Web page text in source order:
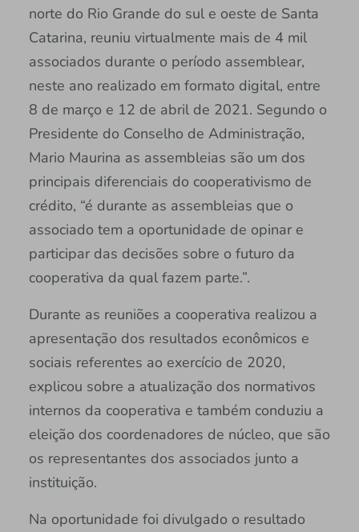
norte do Rio Grande do sul e oeste de Santa
Catarina, reuniu virtualmente mais de 4 mil
associados durante o período assemblear,
neste ano realizado em formato digital, entre
8 de março e 12 de abril de 2021. Segundo o
Presidente do Conselho de Administração,
Mario Maurina as assembleias são um dos
principais diferenciais do cooperativismo de
crédito, “é durante as assembleias que o
associado tem a oportunidade de opinar e
participar das decisões sobre o futuro da
cooperativa da qual fazem parte.”.
Durante as reuniões a cooperativa realizou a
apresentação dos resultados econômicos e
sociais referentes ao exercício de 2020,
explicou sobre a atualização dos normativos
internos da cooperativa e também conduziu a
eleição dos coordenadores de núcleo, que são
os representantes dos associados junto a
instituição.
Na oportunidade foi divulgado o resultado